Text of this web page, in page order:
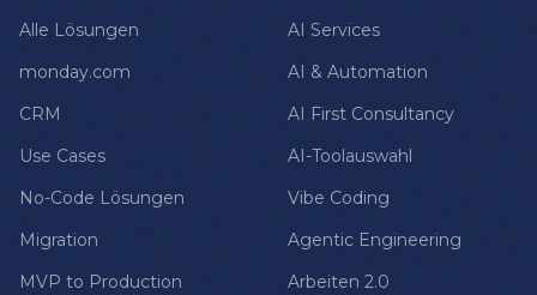
Alle Lösungen
monday.com
CRM
Use Cases
No-Code Lösungen
Migration
MVP to Production
AI Services
AI & Automation
AI First Consultancy
AI-Toolauswahl
Vibe Coding
Agentic Engineering
Arbeiten 2.0